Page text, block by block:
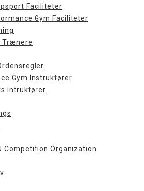
Faciliteter
Gym Faciliteter
Trænere
Gym Instruktører
Intruktører
Competition Organization